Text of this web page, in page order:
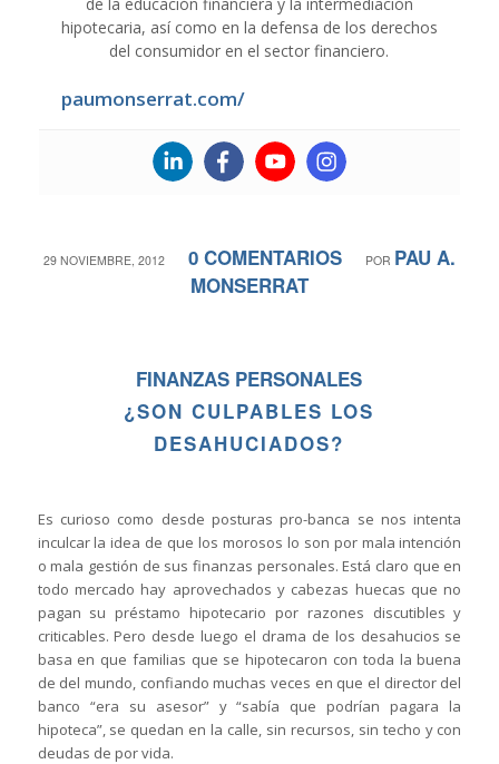
hipotecaria, así como en la defensa de los derechos
del consumidor en el sector financiero.
paumonserrat.com/
29 NOVIEMBRE, 2012
/ 0 COMENTARIOS
/ POR PAU A.
MONSERRAT
FINANZAS PERSONALES
¿SON CULPABLES LOS
DESAHUCIADOS?
Es curioso como desde posturas pro-banca se nos intenta
inculcar la idea de que los morosos lo son por mala intención
o mala gestión de sus finanzas personales. Está claro que en
todo mercado hay aprovechados y cabezas huecas que no
pagan su préstamo hipotecario por razones discutibles y
criticables. Pero desde luego el drama de los desahucios se
basa en que familias que se hipotecaron con toda la buena
de del mundo, confiando muchas veces en que el director del
banco “era su asesor” y “sabía que podrían pagara la
hipoteca”, se quedan en la calle, sin recursos, sin techo y con
deudas de por vida.